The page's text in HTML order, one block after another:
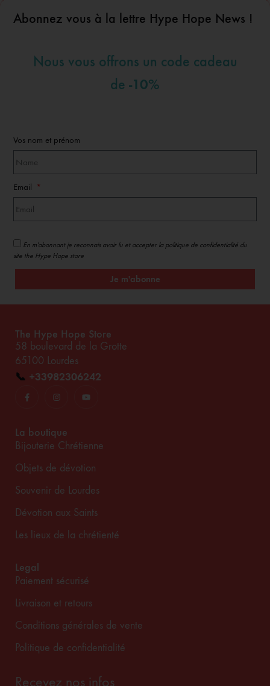
Abonnez vous à la lettre Hype Hope News !
Nous vous offrons un code cadeau
de -10%
Vos nom et prénom
Email
En m'abonnant je reconnais avoir lu et accepter la politique de confidentialité du
site the Hype Hope store
Je m'abonne
The Hype Hope Store
58 boulevard de la Grotte
65100 Lourdes
📞 +33982306242
La boutique
Bijouterie Chrétienne
Objets de dévotion
Souvenir de Lourdes
Dévotion aux Saints
Les lieux de la chrétienté
Legal
Paiement sécurisé
Livraison et retours
Conditions générales de vente
Politique de confidentialité
Recevez nos infos